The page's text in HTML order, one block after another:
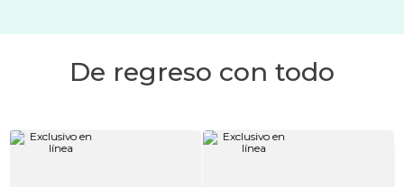
De regreso con todo